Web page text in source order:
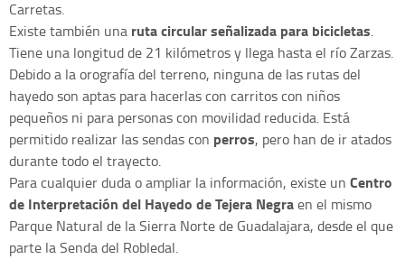
Carretas.
Existe también una ruta circular señalizada para bicicletas.
Tiene una longitud de 21 kilómetros y llega hasta el río Zarzas.
Debido a la orografía del terreno, ninguna de las rutas del
hayedo son aptas para hacerlas con carritos con niños
pequeños ni para personas con movilidad reducida. Está
permitido realizar las sendas con perros, pero han de ir atados
durante todo el trayecto.
Para cualquier duda o ampliar la información, existe un Centro
de Interpretación del Hayedo de Tejera Negraen el mismo
Parque Natural de la Sierra Norte de Guadalajara, desde el que
parte la Senda del Robledal.